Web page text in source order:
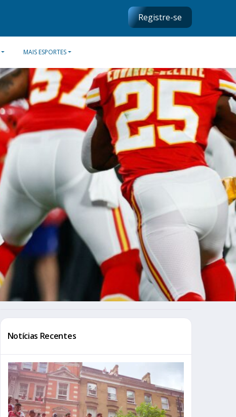
Registre-se
MAIS ESPORTES
Notícias Recentes